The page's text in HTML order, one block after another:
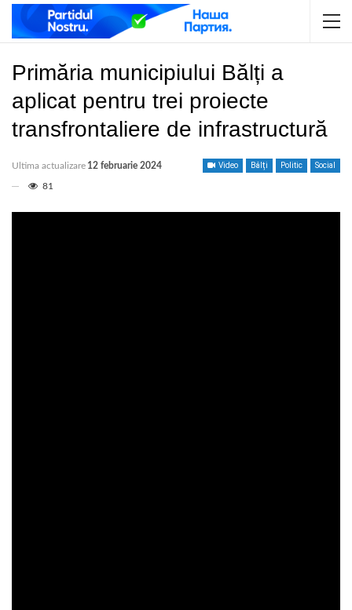
Primăria municipiului Bălți a
aplicat pentru trei proiecte
transfrontaliere de infrastructură
Video Bălți Politic Social
Ultima actualizare 12 februarie 2024
81